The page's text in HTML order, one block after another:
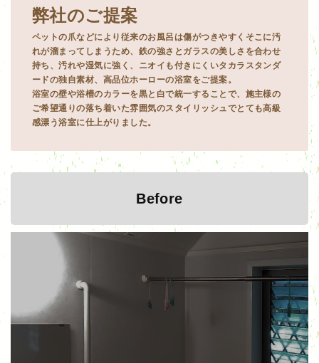
弊社のご提案
ペットの爪などにより従来のお風呂は傷がつきやすくそこに汚
れが溜まってしまうため、鉄の強さとガラスの美しさを合わせ
持ち、汚れや湿気に強く、ニオイも付きにくいタカラスタンダ
ードの独自素材、高品位ホーローの浴室をご提案。
浴室の壁や浴槽のカラーを黒と白で統一することで、施主様の
ご希望通りの落ち着いた雰囲気のスタイリッシュでとても高級
感漂う浴室に仕上がりました。
Before